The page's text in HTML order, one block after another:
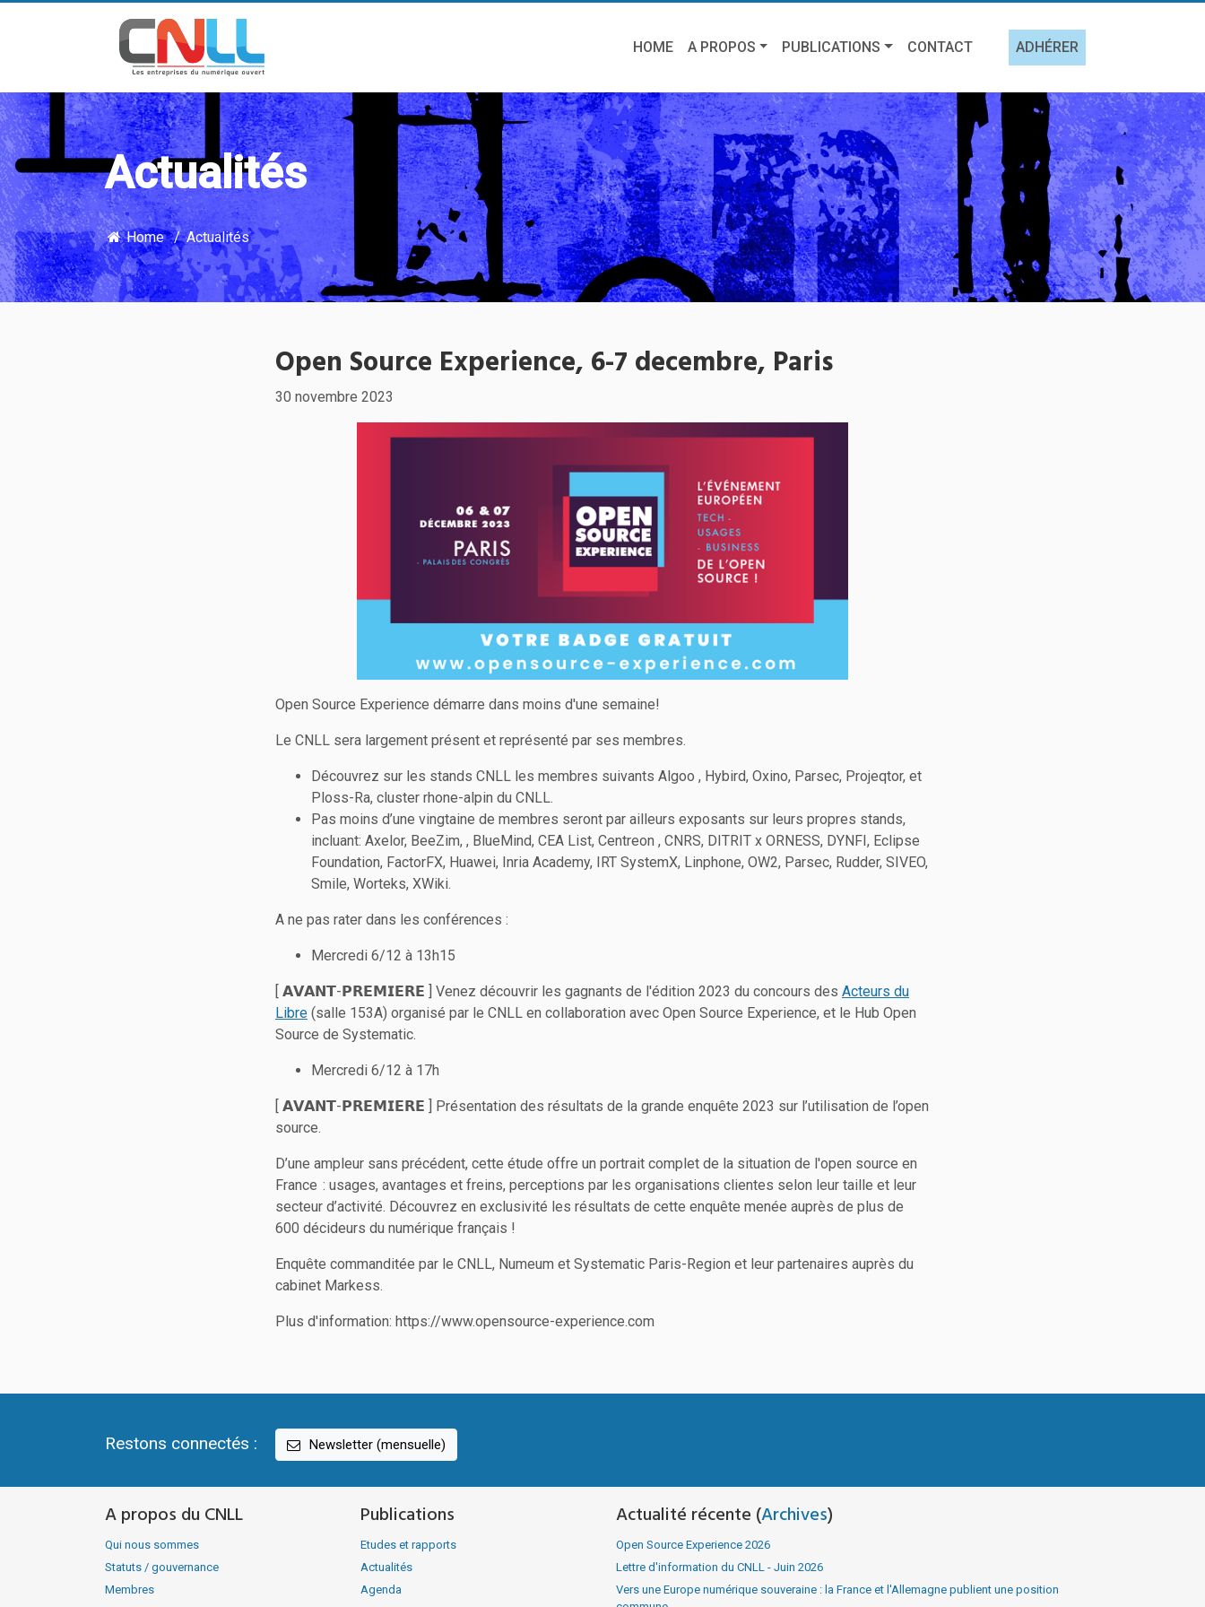
HOME A PROPOS PUBLICATIONS CONTACT ADHÉRER
Actualités
Home Actualités
Open Source Experience, 6-7 decembre, Paris
30 novembre 2023
Open Source Experience démarre dans moins d'une semaine!
Le CNLL sera largement présent et représenté par ses membres.
Découvrez sur les stands CNLL les membres suivants Algoo , Hybird, Oxino, Parsec, Projeqtor, et
Ploss-Ra, cluster rhone-alpin du CNLL.
Pas moins d’une vingtaine de membres seront par ailleurs exposants sur leurs propres stands,
incluant: Axelor, BeeZim, , BlueMind, CEA List, Centreon , CNRS, DITRIT x ORNESS, DYNFI, Eclipse
Foundation, FactorFX, Huawei, Inria Academy, IRT SystemX, Linphone, OW2, Parsec, Rudder, SIVEO,
Smile, Worteks, XWiki.
A ne pas rater dans les conférences :
Mercredi 6/12 à 13h15
[ 𝗔𝗩𝗔𝗡𝗧-𝗣𝗥𝗘𝗠𝗜𝗘𝗥𝗘 ] Venez découvrir les gagnants de l'édition 2023 du concours des Acteurs du
Libre (salle 153A) organisé par le CNLL en collaboration avec Open Source Experience, et le Hub Open
Source de Systematic.
Mercredi 6/12 à 17h
[ 𝗔𝗩𝗔𝗡𝗧-𝗣𝗥𝗘𝗠𝗜𝗘𝗥𝗘 ] Présentation des résultats de la grande enquête 2023 sur l’utilisation de l’open
source.
D’une ampleur sans précédent, cette étude offre un portrait complet de la situation de l'open source en
France : usages, avantages et freins, perceptions par les organisations clientes selon leur taille et leur
secteur d’activité. Découvrez en exclusivité les résultats de cette enquête menée auprès de plus de
600 décideurs du numérique français !
Enquête commanditée par le CNLL, Numeum et Systematic Paris-Region et leur partenaires auprès du
cabinet Markess.
Plus d'information: https://www.opensource-experience.com
Restons connectés : Newsletter (mensuelle)
A propos du CNLL
Qui nous sommes
Statuts / gouvernance
Membres
Publications
Etudes et rapports
Actualités
Agenda
Actualité récente (Archives)
Open Source Experience 2026
Lettre d'information du CNLL - Juin 2026
Vers une Europe numérique souveraine : la France et l'Allemagne publient une position